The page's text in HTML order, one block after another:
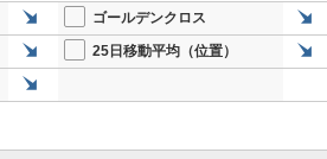
ゴールデンクロス
25日移動平均（位置）